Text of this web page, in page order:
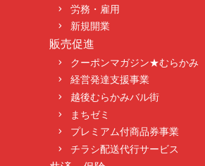
労務・雇用
新規開業
販売促進
クーポンマガジン★むらかみ
経営発達支援事業
越後むらかみバル街
まちゼミ
プレミアム付商品券事業
チラシ配送代行サービス